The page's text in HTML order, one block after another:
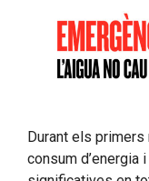
Durant els
consum d’energia